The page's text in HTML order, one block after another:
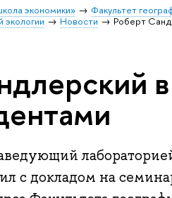
экономики»
Факультет
Новости Роберт
с докладом на